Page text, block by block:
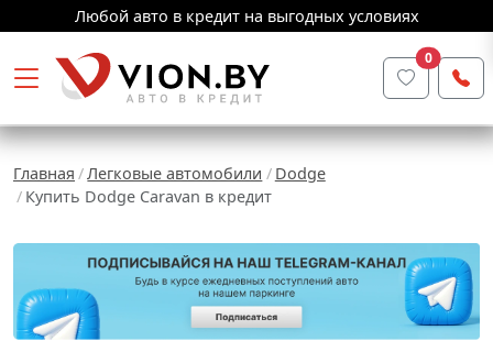
Любой авто в кредит на выгодных условиях
0
Главная Легковые автомобили
Dodge
Купить Dodge Caravan в кредит